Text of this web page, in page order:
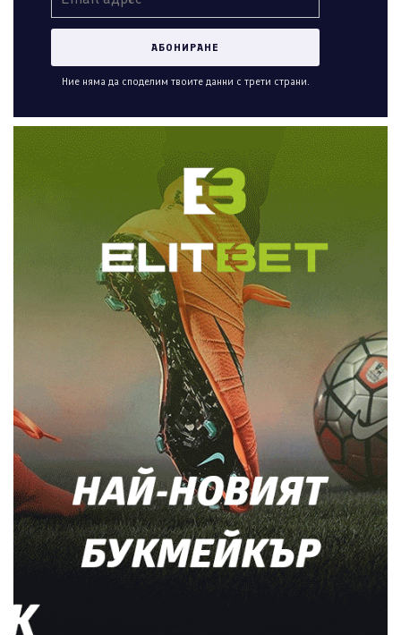
Ние няма да споделим твоите данни с трети страни.